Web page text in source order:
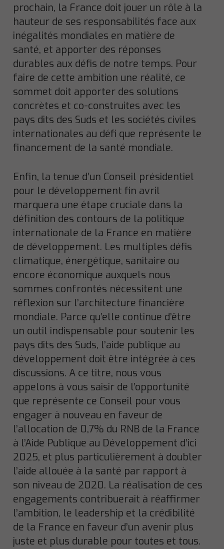
prochain, la France doit jouer un rôle à la
hauteur de ses responsabilités face aux
inégalités mondiales en matière de
santé, et apporter des réponses
durables aux défis de notre temps. Pour
faire de cette ambition une réalité, ce
sommet doit apporter des solutions
concrètes et co-construites avec les
pays dits des Suds et les sociétés civiles
internationales au défi que représente le
financement de la santé mondiale.
Enfin, la tenue d’un Conseil présidentiel
pour le développement fin avril
marquera une étape cruciale dans la
définition des contours de la politique
internationale de la France en matière
de développement. Les multiples défis
climatique, énergétique, sanitaire ou
encore économique auxquels nous
sommes confrontés nécessitent une
réflexion sur l’architecture financière
mondiale. Parce qu’elle continue d’être
un outil indispensable pour soutenir les
pays dits des Suds, l’aide publique au
développement doit être intégrée à ces
discussions. A ce titre, nous vous
appelons à vous saisir de l’opportunité
que représente ce Conseil pour vous
engager à nouveau en faveur de
l’allocation de 0,7% du RNB de la France
à l’Aide Publique au Développement d’ici
2025, et plus particulièrement à doubler
l’aide allouée à la santé par rapport à
son niveau de 2020. La réalisation de ces
engagements contribuerait à réaffirmer
l’ambition, le leadership et la crédibilité
de la France en faveur d’un avenir plus
juste et plus durable pour toutes et tous.